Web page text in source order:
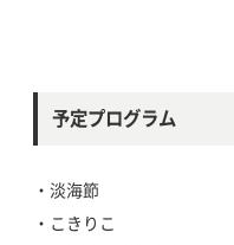
予定プログラム
・淡海節
・こきりこ